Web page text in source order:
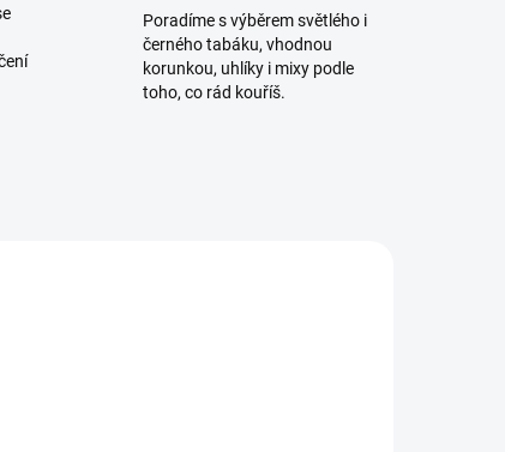
Poradíme s výběrem světlého i
černého tabáku, vhodnou
korunkou, uhlíky i mixy podle
toho, co rád kouříš.